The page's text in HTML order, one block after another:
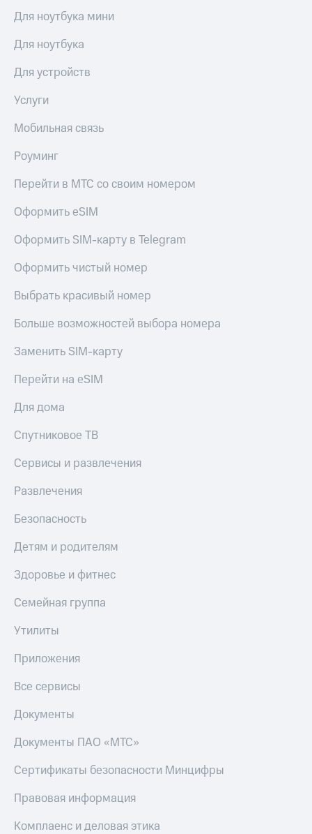
Для ноутбука мини
Для ноутбука
Для устройств
Услуги
Мобильная связь
Роуминг
Перейти в МТС со своим номером
Оформить eSIM
Оформить SIM-карту в Telegram
Оформить чистый номер
Выбрать красивый номер
Больше возможностей выбора номера
Заменить SIM-карту
Перейти на eSIM
Для дома
Спутниковое ТВ
Сервисы и развлечения
Развлечения
Безопасность
Детям и родителям
Здоровье и фитнес
Семейная группа
Утилиты
Приложения
Все сервисы
Документы
Документы ПАО «МТС»
Сертификаты безопасности Минцифры
Правовая информация
Комплаенс и деловая этика